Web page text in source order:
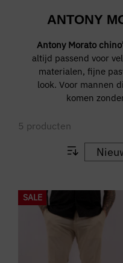
ANTONY
Antony Morato
altijd passend voor
materialen, fijne
look. Voor mannen
komen
5 producten
SALE